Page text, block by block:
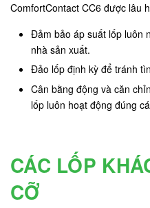
ComfortContact CC6 được lâu
Đảm bảo áp suất lốp luôn
nhà sản xuất.
Đảo lốp định kỳ để tránh
Cân bằng động và căn
lốp luôn hoạt động đúng
CÁC LỐP
CỠ